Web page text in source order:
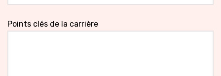
Points clés de la carrière